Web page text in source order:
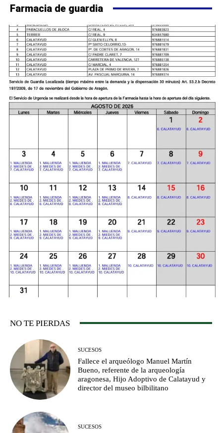
Farmacia de guardia
NO TE PIERDAS
SUCESOS
Fallece el arqueólogo Manuel Martín
Bueno, referente de la arqueología
aragonesa, Hijo Adoptivo de Calatayud y
director del museo bilbilitano
SUCESOS